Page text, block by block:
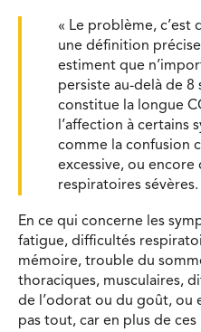
« Le problème, c’est
une définition
estiment que
persiste au-delà de 8
constitue la longue
l’affection à certains
comme la confusion
excessive, ou encore
respiratoires sévères.
En ce qui concerne les
fatigue, difficultés
mémoire, trouble du
thoraciques, musculaires,
de l’odorat ou du goût, ou
pas tout, car en plus de